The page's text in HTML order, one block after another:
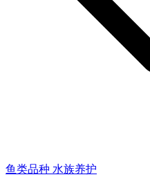
鱼类品种 水族养护